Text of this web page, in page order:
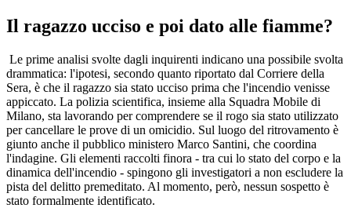
Il ragazzo ucciso e poi dato alle fiamme?
Le prime analisi svolte dagli inquirenti indicano una possibile svolta
drammatica: l'ipotesi, secondo quanto riportato dal Corriere della
Sera, è che il ragazzo sia stato ucciso prima che l'incendio venisse
appiccato. La polizia scientifica, insieme alla Squadra Mobile di
Milano, sta lavorando per comprendere se il rogo sia stato utilizzato
per cancellare le prove di un omicidio. Sul luogo del ritrovamento è
giunto anche il pubblico ministero Marco Santini, che coordina
l'indagine. Gli elementi raccolti finora - tra cui lo stato del corpo e la
dinamica dell'incendio - spingono gli investigatori a non escludere la
pista del delitto premeditato. Al momento, però, nessun sospetto è
stato formalmente identificato.